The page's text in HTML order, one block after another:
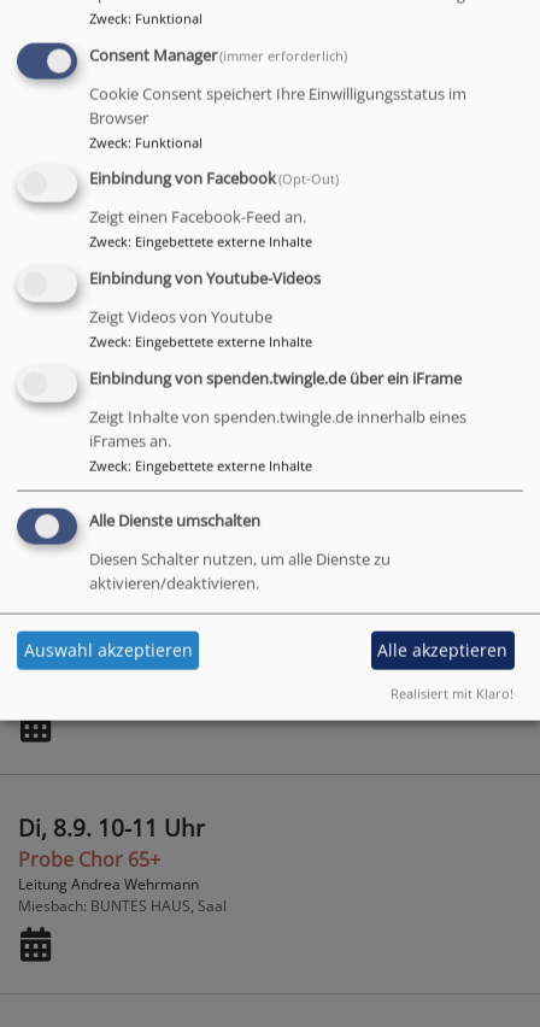
Ansprechpartnerin: Ursula Heide
BUNTES HAUS, gr. Jugendraum
Do, 3.9. 19:30-21 Uhr
Probe Posaunenchor
Ansprechpartnerin: Ursula Heide
BUNTES HAUS, gr. Jugendraum
Mo, 7.9. 9:30-14 Uhr
Montags-Miteinand
Edeltraud Schreier und Karlheinz Seybold
BUNTES HAUS, Saal
Mo, 7.9. 20 Uhr
Gospelchorprobe
Leitung Andrea Wehrmann
Di, 8.9. 10-11 Uhr
Probe Chor 65+
Leitung Andrea Wehrmann
Miesbach BUNTES HAUS, Saal
Zweck: Funktional
Consent Manager(immer erforderlich)
Cookie Consent speichert Ihre Einwilligungsstatus im
Browser
Zweck: Funktional
Einbindung von Facebook(Opt-Out)
Zeigt einen Facebook-Feed an.
Zweck: Eingebettete externe Inhalte
Einbindung von Youtube-Videos
Zeigt Videos von Youtube
Zweck: Eingebettete externe Inhalte
Einbindung von spenden.twingle.de über ein iFrame
Zeigt Inhalte von spenden.twingle.de innerhalb eines
iFrames an.
Zweck: Eingebettete externe Inhalte
Alle Dienste umschalten
Diesen Schalter nutzen, um alle Dienste zu
aktivieren/deaktivieren.
Auswahl akzeptieren Alle akzeptieren
Realisiert mit Klaro!